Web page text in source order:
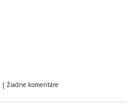
| Žiadne komentáre